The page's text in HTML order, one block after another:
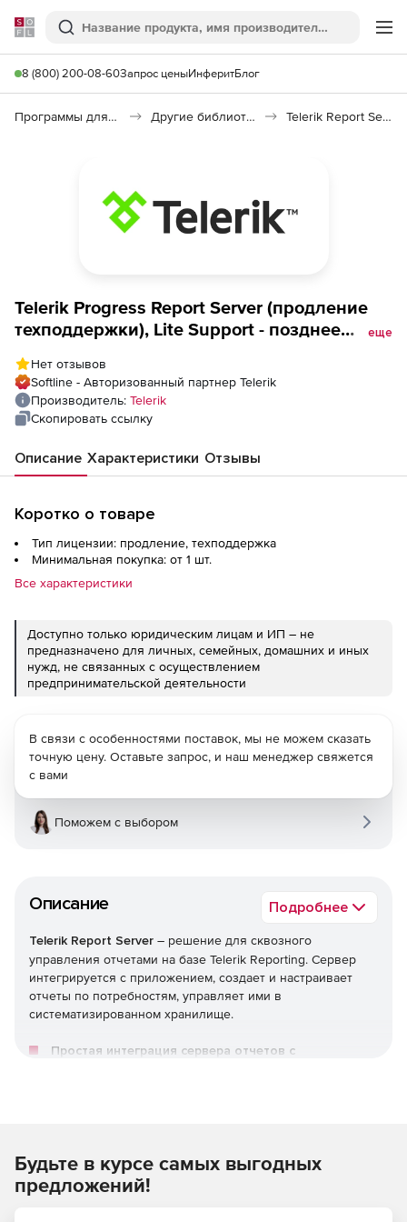
Softline
Поиск
8 (800) 200-08-60Запрос ценыИнферитБлог
Программы для программирования Другие библиотеки Telerik Report Server
Telerik Progress Report Server (продление
техподдержки), Lite Support - позднее
еще
Нет отзывов
Softline - Авторизованный партнер Telerik
Производитель: Telerik
Скопировать ссылку
Описание Характеристики Отзывы
Коротко о товаре
Тип лицензии: продление, техподдержка
Минимальная покупка: от 1 шт.
Все характеристики
Доступно только юридическим лицам и ИП – не
предназначено для личных, семейных, домашних и иных
нужд, не связанных с осуществлением
предпринимательской деятельности
Описание Подробнее
Telerik Report Server – решение для сквозного
управления отчетами на базе Telerik Reporting. Сервер
интегрируется с приложением, создает и настраивает
отчеты по потребностям, управляет ими в
систематизированном хранилище.
Простая интеграция сервера отчетов с
происходит через RESTful API. Можно создавать
настраиваемые бизнес-объекты как данные отчета,
аутентифицировать пользователей с помощью
В связи с особенностями поставок, мы не можем сказать
точную цену. Оставьте запрос, и наш менеджер свяжется
с вами
Поможем с выбором
Будьте в курсе самых выгодных
предложений!